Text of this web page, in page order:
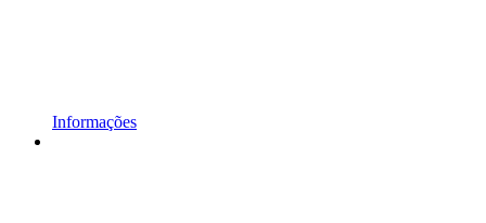
Informações